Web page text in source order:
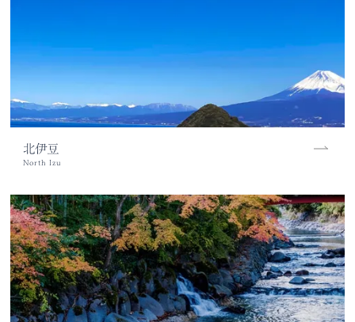
北伊豆